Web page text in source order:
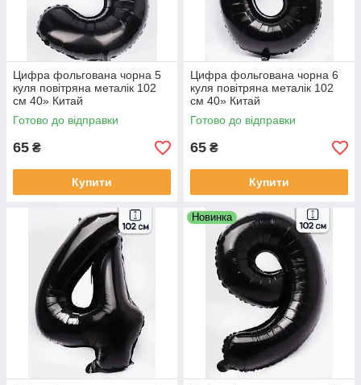
Цифра фольгована чорна 5
куля повітряна металік 102
см 40» Китай
Готово до відправки
65 ₴
Купити
Цифра фольгована чорна 6
куля повітряна металік 102
см 40» Китай
Готово до відправки
65 ₴
Купити
Новинка